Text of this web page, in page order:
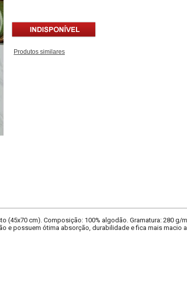
Produtos similares
(45x70 cm). Composição: 100% algodão. Gramatura: 280 g/
e possuem ótima absorção, durabilidade e fica mais macio